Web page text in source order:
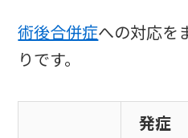
術後合併症への対応を
りです。
発症